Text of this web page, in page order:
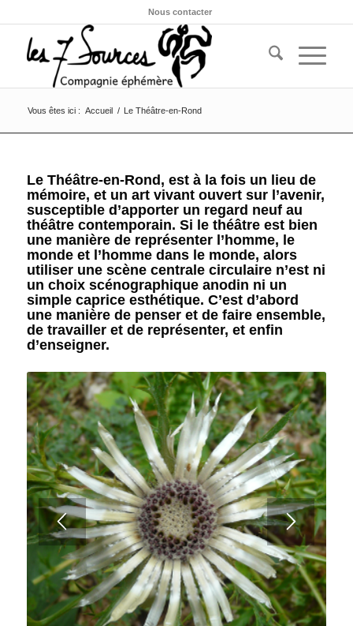
Nous contacter
Vous êtes ici : Accueil / Le Théâtre-en-Rond
Le Théâtre-en-Rond , est à la fois un lieu de
mémoire, et un art vivant ouvert sur l’avenir,
susceptible d’apporter un regard neuf au
théâtre contemporain. Si le théâtre est bien
une manière de représenter l’homme, le
monde et l’homme dans le monde, alors
utiliser une scène centrale circulaire n’est ni
un choix scénographique anodin ni un
simple caprice esthétique. C’est d’abord
une manière de penser et de faire ensemble,
de travailler et de représenter, et enfin
d’enseigner.